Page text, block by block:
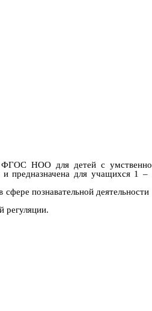
ФГОС НОО для детей с
и предназначена для учащихся 1 –
познавательной деятельности
регуляции.